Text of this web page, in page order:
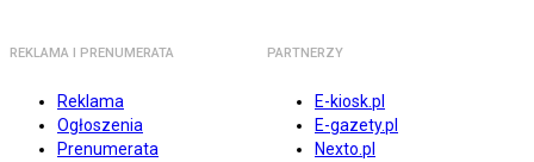
REKLAMA I PRENUMERATA
Reklama
Ogłoszenia
Prenumerata
PARTNERZY
E-kiosk.pl
E-gazety.pl
Nexto.pl